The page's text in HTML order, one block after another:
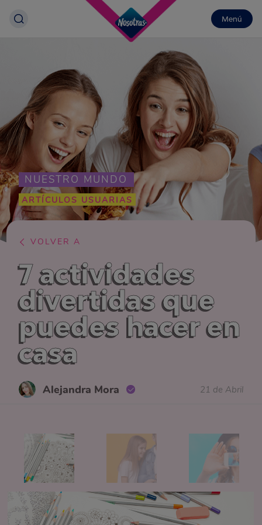
Menú
NUESTRO MUNDO
ARTÍCULOS USUARIAS
VOLVER A
7 actividades
divertidas que
puedes hacer en
casa
Alejandra Mora 21 de Abril